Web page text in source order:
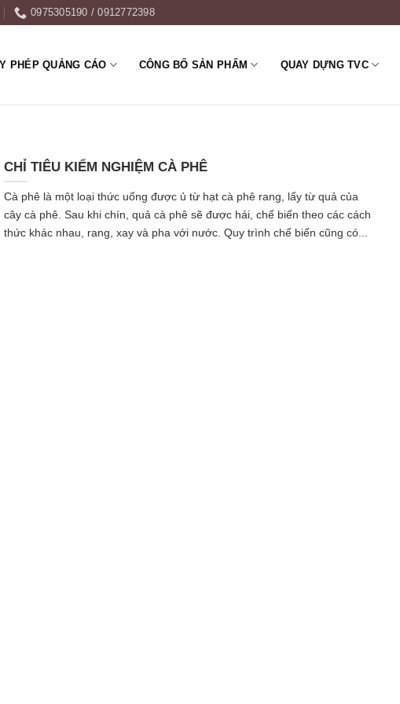
0975305190 / 0912772398
PHÉP QUẢNG CÁO CÔNG BỐ SẢN PHẨM QUAY DỰNG TVC
CHỈ TIÊU KIỂM NGHIỆM CÀ PHÊ
Cà phê là một loại thức uống được ủ từ hạt cà phê rang, lấy từ quả của
cây cà phê. Sau khi chín, quả cà phê sẽ được hái, chế biến theo các cách
thức khác nhau, rang, xay và pha với nước. Quy trình chế biến cũng có...